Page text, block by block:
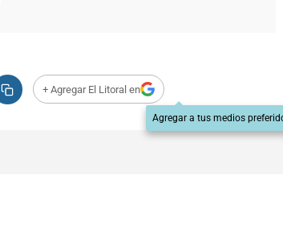
+ Agregar El Litoral en
Agregar a tus medios